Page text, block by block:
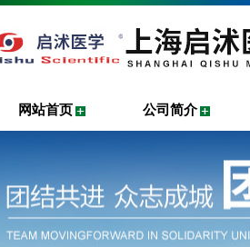
网站首页 公司简介